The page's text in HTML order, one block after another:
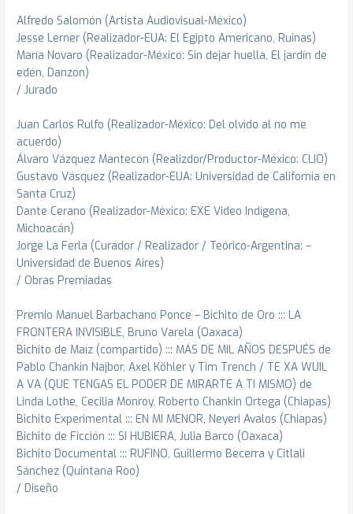
Alfredo Salomón (Artista Audiovisual-México)
Jesse Lerner (Realizador-EUA: El Egipto Americano, Ruinas)
María Novaro (Realizador-México: Sin dejar huella, El jardín de
edén, Danzón)
/ Jurado
Juan Carlos Rulfo (Realizador-México: Del olvido al no me
acuerdo)
Álvaro Vázquez Mantecón (Realizdor/Productor-México: CLIO)
Gustavo Vásquez (Realizador-EUA: Universidad de California en
Santa Cruz)
Dante Cerano (Realizador-México: EXE Video Indígena,
Michoacán)
Jorge La Ferla (Curador / Realizador / Teórico-Argentina: –
Universidad de Buenos Aires)
/ Obras Premiadas
Premio Manuel Barbachano Ponce – Bichito de Oro ::: LA
FRONTERA INVISIBLE, Bruno Varela (Oaxaca)
Bichito de Maíz (compartido) ::: MÁS DE MIL AÑOS DESPUÉS de
Pablo Chankin Najbor, Axel Köhler y Tim Trench / TE XA WUIL
A VA (QUE TENGAS EL PODER DE MIRARTE A TI MISMO) de
Linda Lothe, Cecilia Monroy, Roberto Chankin Ortega (Chiapas)
Bichito Experimental ::: EN MI MENOR, Neyeri Avalos (Chiapas)
Bichito de Ficción ::: SI HUBIERA, Julia Barco (Oaxaca)
Bichito Documental ::: RUFINO, Guillermo Becerra y Citlali
Sánchez (Quintana Roo)
/ Diseño